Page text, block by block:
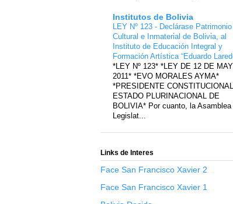
Institutos de Bolivia
LEY Nº 123 - Declárase Patrimonio
Cultural e Inmaterial de Bolivia, al
Instituto de Educación Integral y
Formación Artística “Eduardo
*LEY Nº 123* *LEY DE 12 DE
2011* *EVO MORALES AYMA*
*PRESIDENTE
ESTADO PLURINACIONAL DE
BOLIVIA* Por cuanto, la Asamblea
Legislat...
Links de Interes
Face San Francisco Xavier 2
Face San Francisco Xavier 1